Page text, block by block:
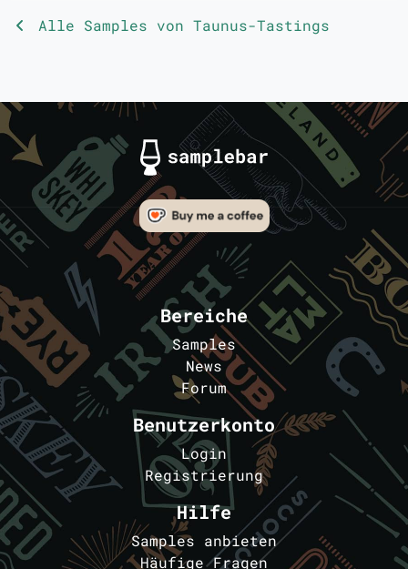
Alle Samples von Taunus-Tastings
Bereiche
Samples
News
Forum
Benutzerkonto
Login
Registrierung
Hilfe
Samples anbieten
Häufige Fragen